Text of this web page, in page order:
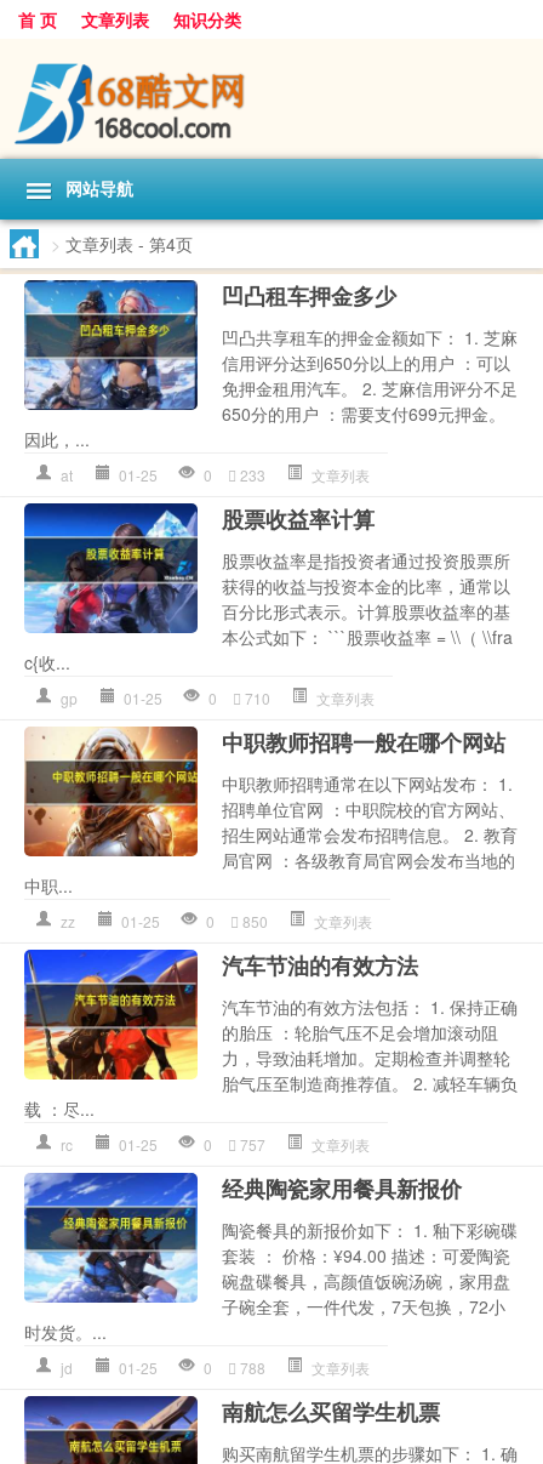
首 页 文章列表 知识分类
网站导航
> 文章列表 - 第4页
凹凸租车押金多少
凹凸共享租车的押金金额如下： 1. 芝麻
信用评分达到650分以上的用户 ：可以
免押金租用汽车。 2. 芝麻信用评分不足
650分的用户 ：需要支付699元押金。
因此，...
at 01-25 0 233 文章列表
股票收益率计算
股票收益率是指投资者通过投资股票所
获得的收益与投资本金的比率，通常以
百分比形式表示。计算股票收益率的基
本公式如下： ```股票收益率 = \\（ \\fra
c{收...
gp 01-25 0 710 文章列表
中职教师招聘一般在哪个网站
中职教师招聘通常在以下网站发布： 1.
招聘单位官网 ：中职院校的官方网站、
招生网站通常会发布招聘信息。 2. 教育
局官网 ：各级教育局官网会发布当地的
中职...
zz 01-25 0 850 文章列表
汽车节油的有效方法
汽车节油的有效方法包括： 1. 保持正确
的胎压 ：轮胎气压不足会增加滚动阻
力，导致油耗增加。定期检查并调整轮
胎气压至制造商推荐值。 2. 减轻车辆负
载 ：尽...
rc 01-25 0 757 文章列表
经典陶瓷家用餐具新报价
陶瓷餐具的新报价如下： 1. 釉下彩碗碟
套装 ： 价格：¥94.00 描述：可爱陶瓷
碗盘碟餐具，高颜值饭碗汤碗，家用盘
子碗全套，一件代发，7天包换，72小
时发货。...
jd 01-25 0 788 文章列表
南航怎么买留学生机票
购买南航留学生机票的步骤如下： 1. 确